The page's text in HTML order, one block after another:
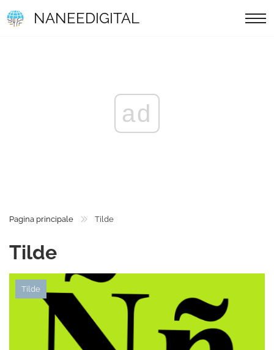
NANEEDIGITAL
ad
Pagina principale Tilde
Tilde
Tilde